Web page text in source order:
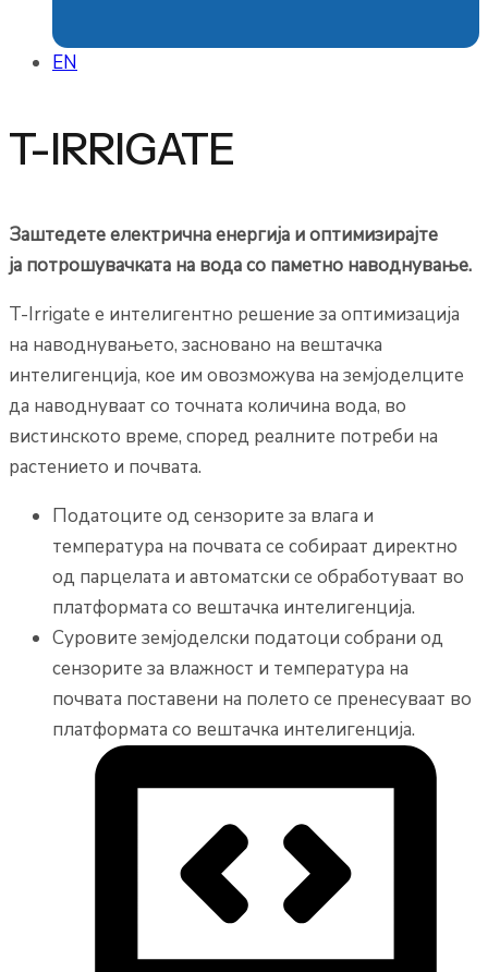
EN
T-IRRIGATE
Заштедете електрична енергија иоптимизирајте
ја потрошувачката на вода со паметно наводнување.
T-Irrigate е интелигентно решение за оптимизација
на наводнувањето, засновано на вештачка
интелигенција, кое им овозможува на земјоделците
да наводнуваат со точната количина вода, во
вистинското време, според реалните потреби на
растението и почвата.
Податоците од сензорите за влага и
температура на почвата се собираат директно
од парцелата и автоматски се обработуваат во
платформата со вештачка интелигенција.
Суровите земјоделски податоци собрани од
сензорите за влажност и температура на
почвата поставени на полето се пренесуваат во
платформата со вештачка интелигенција.